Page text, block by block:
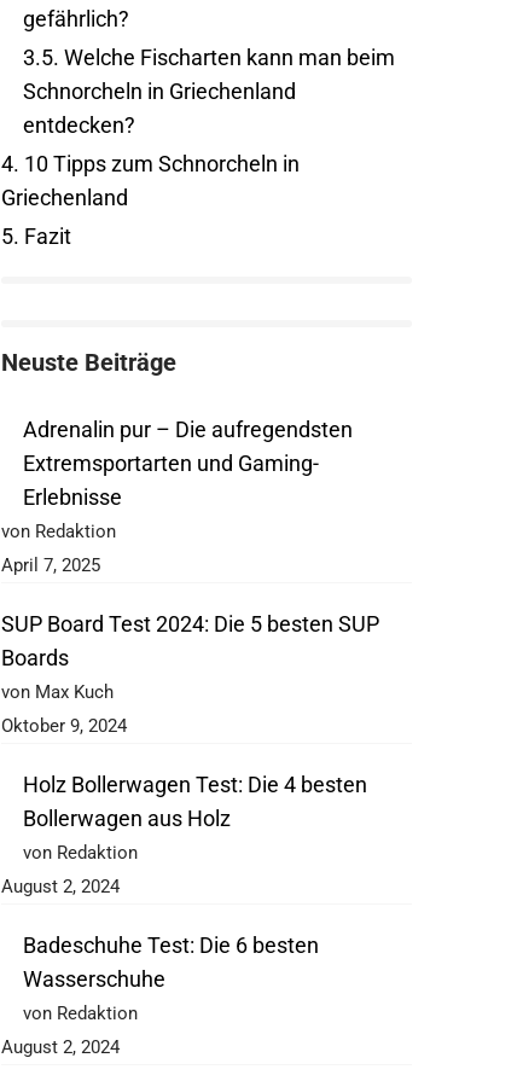
gefährlich?
3.5. Welche Fischarten kann man beim
Schnorcheln in Griechenland
entdecken?
4. 10 Tipps zum Schnorcheln in
Griechenland
5. Fazit
Neuste Beiträge
Adrenalin pur – Die aufregendsten
Extremsportarten und Gaming-
Erlebnisse
von Redaktion
April 7, 2025
SUP Board Test 2024: Die 5 besten SUP
Boards
von Max Kuch
Oktober 9, 2024
Holz Bollerwagen Test: Die 4 besten
Bollerwagen aus Holz
von Redaktion
August 2, 2024
Badeschuhe Test: Die 6 besten
Wasserschuhe
von Redaktion
August 2, 2024